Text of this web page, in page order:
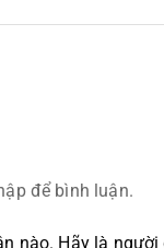
để bình luận.
nào. Hãy là